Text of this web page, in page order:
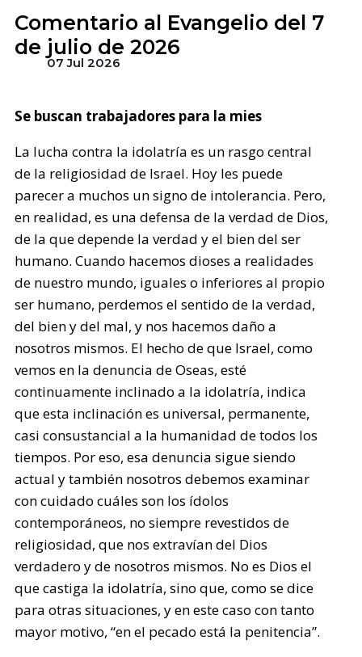
Comentario al Evangelio del 7
de julio de 2026
07 Jul 2026
Se buscan trabajadores para la mies
La lucha contra la idolatría es un rasgo central
de la religiosidad de Israel. Hoy les puede
parecer a muchos un signo de intolerancia. Pero,
en realidad, es una defensa de la verdad de Dios,
de la que depende la verdad y el bien del ser
humano. Cuando hacemos dioses a realidades
de nuestro mundo, iguales o inferiores al propio
ser humano, perdemos el sentido de la verdad,
del bien y del mal, y nos hacemos daño a
nosotros mismos. El hecho de que Israel, como
vemos en la denuncia de Oseas, esté
continuamente inclinado a la idolatría, indica
que esta inclinación es universal, permanente,
casi consustancial a la humanidad de todos los
tiempos. Por eso, esa denuncia sigue siendo
actual y también nosotros debemos examinar
con cuidado cuáles son los ídolos
contemporáneos, no siempre revestidos de
religiosidad, que nos extravían del Dios
verdadero y de nosotros mismos. No es Dios el
que castiga la idolatría, sino que, como se dice
para otras situaciones, y en este caso con tanto
mayor motivo, “en el pecado está la penitencia”.